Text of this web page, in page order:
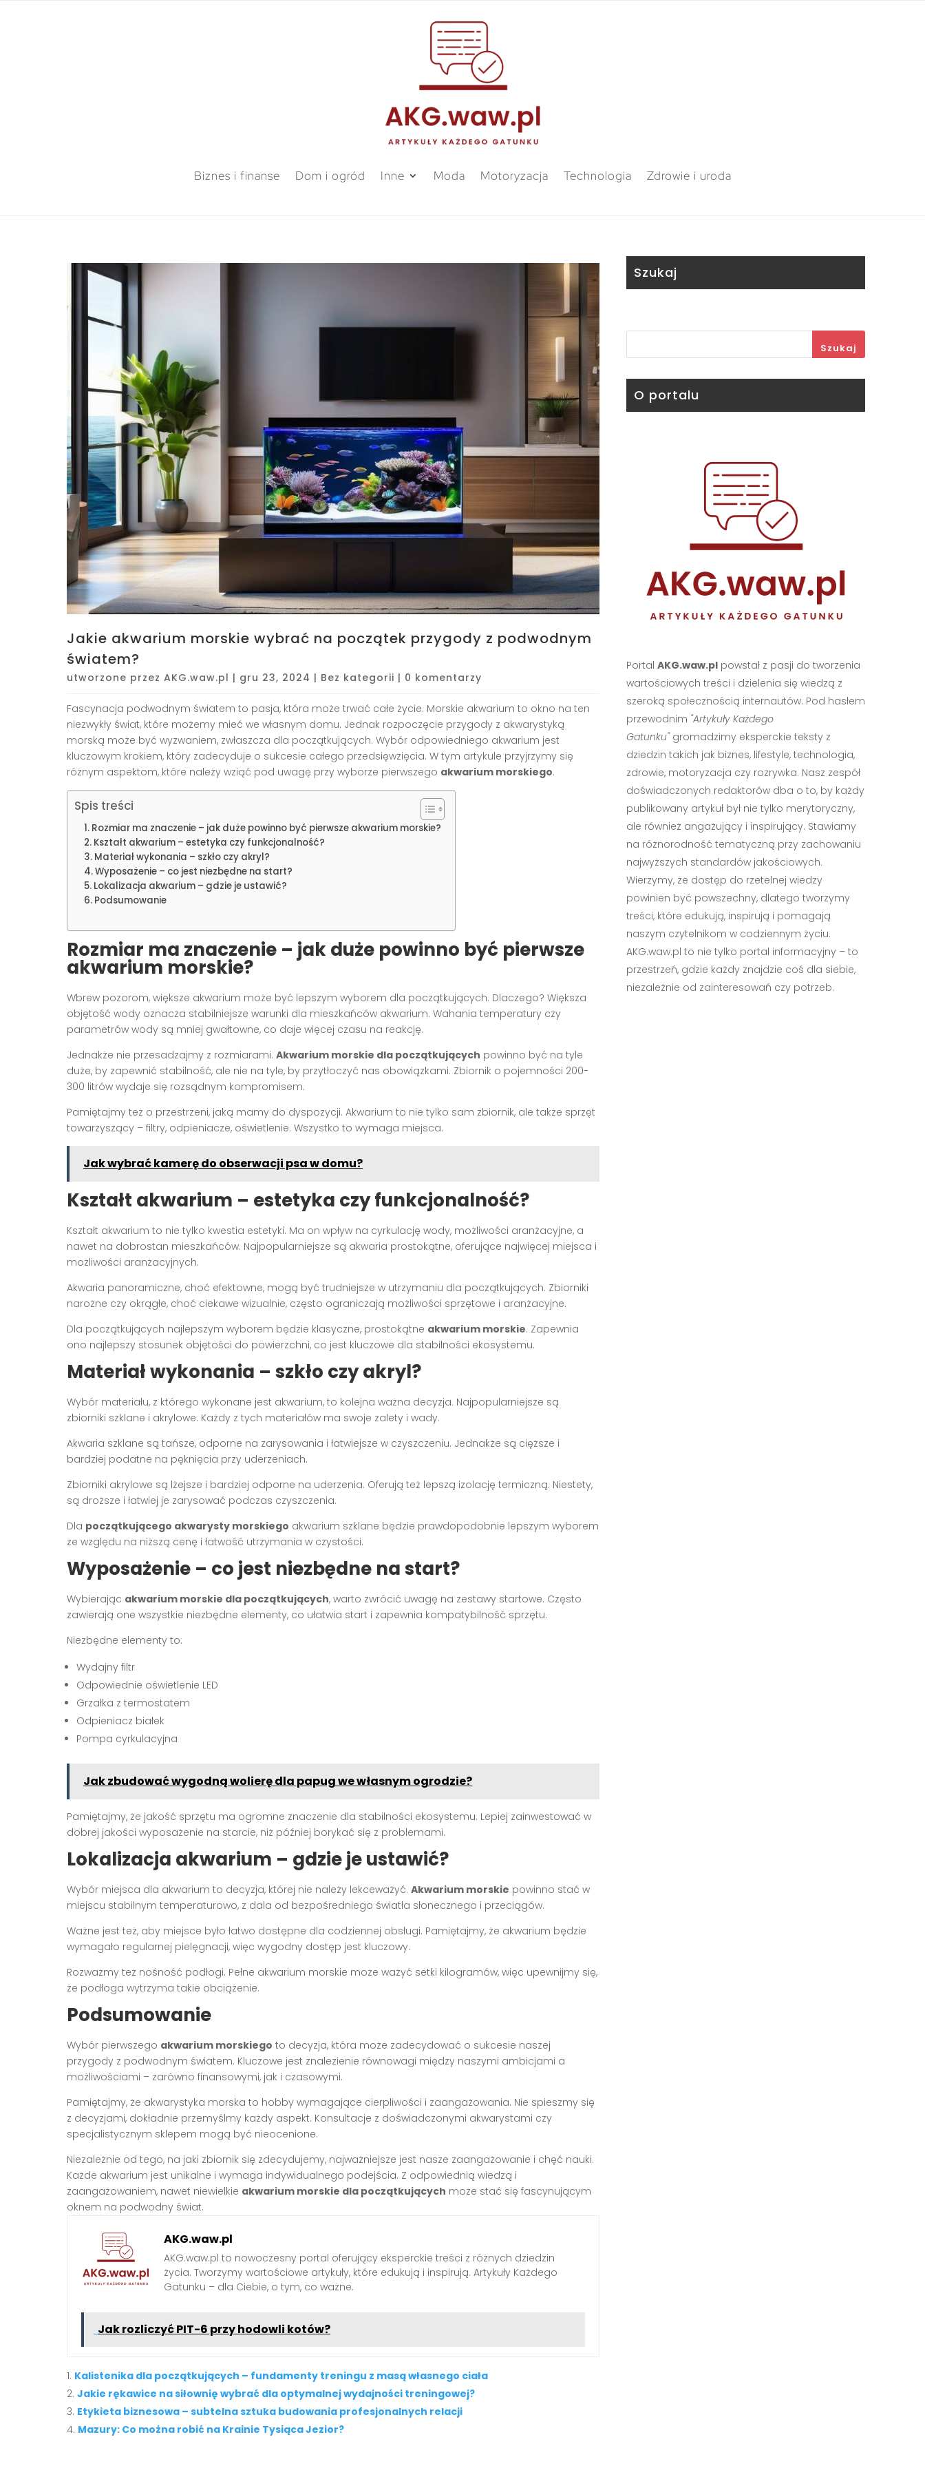
Biznes i finanse Dom i ogród Inne Moda Motoryzacja Technologia Zdrowie i uroda
Jakie akwarium morskie wybrać na początek przygody z podwodnym
światem?
utworzone przez AKG.waw.pl | gru 23, 2024 | Bez kategorii | 0 komentarzy
Fascynacja podwodnym światem to pasja, która może trwać całe życie. Morskie akwarium to okno na ten
niezwykły świat, które możemy mieć we własnym domu. Jednak rozpoczęcie przygody z akwarystyką
morską może być wyzwaniem, zwłaszcza dla początkujących. Wybór odpowiedniego akwarium jest
kluczowym krokiem, który zadecyduje o sukcesie całego przedsięwzięcia. W tym artykule przyjrzymy się
różnym aspektom, które należy wziąć pod uwagę przy wyborze pierwszego akwarium morskiego.
Spis treści
Rozmiar ma znaczenie – jak duże powinno być pierwsze akwarium morskie?
Kształt akwarium – estetyka czy funkcjonalność?
Materiał wykonania – szkło czy akryl?
Wyposażenie – co jest niezbędne na start?
Lokalizacja akwarium – gdzie je ustawić?
Podsumowanie
Rozmiar ma znaczenie – jak duże powinno być pierwsze
akwarium morskie?
Wbrew pozorom, większe akwarium może być lepszym wyborem dla początkujących. Dlaczego? Większa
objętość wody oznacza stabilniejsze warunki dla mieszkańców akwarium. Wahania temperatury czy
parametrów wody są mniej gwałtowne, co daje więcej czasu na reakcję.
Jednakże nie przesadzajmy z rozmiarami. Akwarium morskie dla początkujących powinno być na tyle
duże, by zapewnić stabilność, ale nie na tyle, by przytłoczyć nas obowiązkami. Zbiornik o pojemności 200-
300 litrów wydaje się rozsądnym kompromisem.
Pamiętajmy też o przestrzeni, jaką mamy do dyspozycji. Akwarium to nie tylko sam zbiornik, ale także sprzęt
towarzyszący – filtry, odpieniacze, oświetlenie. Wszystko to wymaga miejsca.
Jak wybrać kamerę do obserwacji psa w domu?
Kształt akwarium – estetyka czy funkcjonalność?
Kształt akwarium to nie tylko kwestia estetyki. Ma on wpływ na cyrkulację wody, możliwości aranżacyjne, a
nawet na dobrostan mieszkańców. Najpopularniejsze są akwaria prostokątne, oferujące najwięcej miejsca i
możliwości aranżacyjnych.
Akwaria panoramiczne, choć efektowne, mogą być trudniejsze w utrzymaniu dla początkujących. Zbiorniki
narożne czy okrągłe, choć ciekawe wizualnie, często ograniczają możliwości sprzętowe i aranżacyjne.
Dla początkujących najlepszym wyborem będzie klasyczne, prostokątne akwarium morskie. Zapewnia
ono najlepszy stosunek objętości do powierzchni, co jest kluczowe dla stabilności ekosystemu.
Materiał wykonania – szkło czy akryl?
Wybór materiału, z którego wykonane jest akwarium, to kolejna ważna decyzja. Najpopularniejsze są
zbiorniki szklane i akrylowe. Każdy z tych materiałów ma swoje zalety i wady.
Akwaria szklane są tańsze, odporne na zarysowania i łatwiejsze w czyszczeniu. Jednakże są cięższe i
bardziej podatne na pęknięcia przy uderzeniach.
Zbiorniki akrylowe są lżejsze i bardziej odporne na uderzenia. Oferują też lepszą izolację termiczną. Niestety,
są droższe i łatwiej je zarysować podczas czyszczenia.
Dla początkującego akwarysty morskiego akwarium szklane będzie prawdopodobnie lepszym wyborem
ze względu na niższą cenę i łatwość utrzymania w czystości.
Wyposażenie – co jest niezbędne na start?
Wybierając akwarium morskie dla początkujących, warto zwrócić uwagę na zestawy startowe. Często
zawierają one wszystkie niezbędne elementy, co ułatwia start i zapewnia kompatybilność sprzętu.
Niezbędne elementy to:
Wydajny filtr
Odpowiednie oświetlenie LED
Grzałka z termostatem
Odpieniacz białek
Pompa cyrkulacyjna
Jak zbudować wygodną wolierę dla papug we własnym ogrodzie?
Pamiętajmy, że jakość sprzętu ma ogromne znaczenie dla stabilności ekosystemu. Lepiej zainwestować w
dobrej jakości wyposażenie na starcie, niż później borykać się z problemami.
Lokalizacja akwarium – gdzie je ustawić?
Wybór miejsca dla akwarium to decyzja, której nie należy lekceważyć. Akwarium morskie powinno stać w
miejscu stabilnym temperaturowo, z dala od bezpośredniego światła słonecznego i przeciągów.
Ważne jest też, aby miejsce było łatwo dostępne dla codziennej obsługi. Pamiętajmy, że akwarium będzie
wymagało regularnej pielęgnacji, więc wygodny dostęp jest kluczowy.
Rozważmy też nośność podłogi. Pełne akwarium morskie może ważyć setki kilogramów, więc upewnijmy się,
że podłoga wytrzyma takie obciążenie.
Podsumowanie
Wybór pierwszego akwarium morskiego to decyzja, która może zadecydować o sukcesie naszej
przygody z podwodnym światem. Kluczowe jest znalezienie równowagi między naszymi ambicjami a
możliwościami – zarówno finansowymi, jak i czasowymi.
Pamiętajmy, że akwarystyka morska to hobby wymagające cierpliwości i zaangażowania. Nie spieszmy się
z decyzjami, dokładnie przemyślmy każdy aspekt. Konsultacje z doświadczonymi akwarystami czy
specjalistycznym sklepem mogą być nieocenione.
Niezależnie od tego, na jaki zbiornik się zdecydujemy, najważniejsze jest nasze zaangażowanie i chęć nauki.
Każde akwarium jest unikalne i wymaga indywidualnego podejścia. Z odpowiednią wiedzą i
zaangażowaniem, nawet niewielkie akwarium morskie dla początkujących może stać się fascynującym
oknem na podwodny świat.
AKG.waw.pl
AKG.waw.pl to nowoczesny portal oferujący eksperckie treści z różnych dziedzin
życia. Tworzymy wartościowe artykuły, które edukują i inspirują. Artykuły Każdego
Gatunku – dla Ciebie, o tym, co ważne.
Jak rozliczyć PIT-6 przy hodowli kotów?
Kalistenika dla początkujących – fundamenty treningu z masą własnego ciała
Jakie rękawice na siłownię wybrać dla optymalnej wydajności treningowej?
Etykieta biznesowa – subtelna sztuka budowania profesjonalnych relacji
Mazury: Co można robić na Krainie Tysiąca Jezior?
Szukaj
Szukaj
O portalu
Portal AKG.waw.plpowstał z pasji do tworzenia
wartościowych treści i dzielenia się wiedzą z
szeroką społecznością internautów. Pod hasłem
przewodnim "Artykuły Każdego
Gatunku"gromadzimy eksperckie teksty z
dziedzin takich jak biznes, lifestyle, technologia,
zdrowie, motoryzacja czy rozrywka. Nasz zespół
doświadczonych redaktorów dba o to, by każdy
publikowany artykuł był nie tylko merytoryczny,
ale również angażujący i inspirujący. Stawiamy
na różnorodność tematyczną przy zachowaniu
najwyższych standardów jakościowych.
Wierzymy, że dostęp do rzetelnej wiedzy
powinien być powszechny, dlatego tworzymy
treści, które edukują, inspirują i pomagają
naszym czytelnikom w codziennym życiu.
AKG.waw.pl to nie tylko portal informacyjny – to
przestrzeń, gdzie każdy znajdzie coś dla siebie,
niezależnie od zainteresowań czy potrzeb.